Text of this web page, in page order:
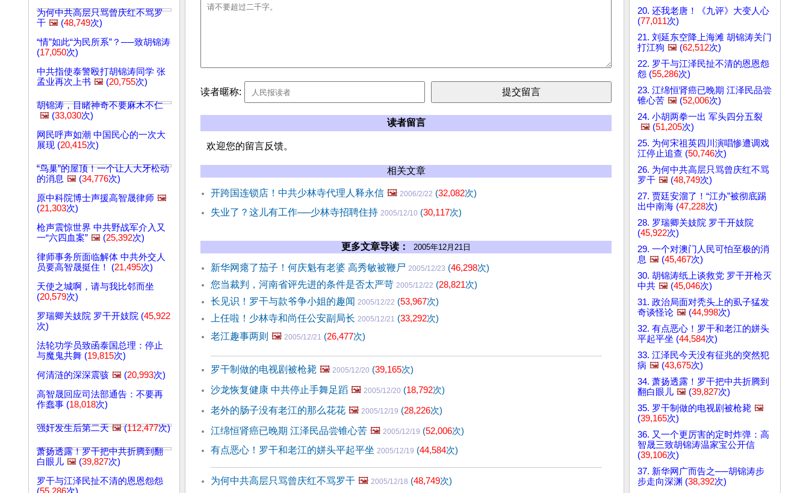
为何中共高层只骂曾庆红不骂罗
干 🖼️ (48,749次)
“情”如此“为民所系”？──致胡锦涛
(17,050次)
中共指使泰警殴打胡锦涛同学 张
孟业再次上书 🖼️ (20,755次)
胡锦涛，目睹神奇不要麻木不仁
🖼️ (33,030次)
网民呼声如潮 中国民心的一次大
展现 (20,415次)
“鸟巢”的屋顶！一个让人大牙松动
的消息 🖼️ (34,776次)
原中科院博士声援高智晟律师 🖼️
(21,303次)
枪声震惊世界 中共野战军介入又
一“六四血案” 🖼️ (25,392次)
律师事务所面临解体 中共外交人
员要高智晟挺住！ (21,495次)
天使之城啊，请与我比邻而坐
(20,579次)
罗瑞卿关妓院 罗干开妓院 (45,922
次)
法轮功学员致函泰国总理：停止
与魔鬼共舞 (19,815次)
何清涟的深深震骇 🖼️ (20,993次)
高智晟回应司法部通告：不要再
作蠢事 (18,018次)
强奸发生后第二天 🖼️(112,477次)
萧扬透露！罗干把中共折腾到翻
白眼儿 🖼️ (39,827次)
罗干与江泽民扯不清的恩恩怨怨
读者暱称:
读者留言
欢迎您的留言反馈。
相关文章
开跨国连锁店！中共少林寺代理人释永信 🖼️ 2006/2/22 (32,082次)
失业了？这儿有工作──少林寺招聘住持 2005/12/10 (30,117次)
更多文章导读： 2005年12月21日
新华网瘪了茄子！何庆魁有老婆 高秀敏被鞭尸 2005/12/23 (46,298次)
您当裁判，河南省评先进的条件是否太严苛 2005/12/22 (28,821次)
长见识！罗干与款爷争小姐的趣闻 2005/12/22 (53,967次)
上任啦！少林寺和尚任公安副局长 2005/12/21 (33,292次)
老江趣事两则 🖼️ 2005/12/21 (26,477次)
罗干制做的电视剧被枪毙 🖼️ 2005/12/20 (39,165次)
沙龙恢复健康 中共停止手舞足蹈 🖼️ 2005/12/20 (18,792次)
老外的肠子没有老江的那么花花 🖼️ 2005/12/19 (28,226次)
江绵恒肾癌已晚期 江泽民品尝锥心苦 🖼️ 2005/12/19 (52,006次)
有点恶心！罗干和老江的姘头平起平坐 2005/12/19 (44,584次)
为何中共高层只骂曾庆红不骂罗干 🖼️ 2005/12/18 (48,749次)
20. 还我老唐！《九评》大变人心
(77,011次)
21. 刘延东空降上海滩 胡锦涛关门
打江狗 🖼️ (62,512次)
22. 罗干与江泽民扯不清的恩恩怨
怨 (55,286次)
23. 江绵恒肾癌已晚期 江泽民品尝
锥心苦 🖼️ (52,006次)
24. 小胡两拳一出 军头四分五裂
🖼️ (51,205次)
25. 为何宋祖英四川演唱惨遭调戏
江停止追查 (50,746次)
26. 为何中共高层只骂曾庆红不骂
罗干 🖼️ (48,749次)
27. 贾廷安溜了！“江办”被彻底踢
出中南海 (47,228次)
28. 罗瑞卿关妓院 罗干开妓院
(45,922次)
29. 一个对澳门人民可怕至极的消
息 🖼️ (45,467次)
30. 胡锦涛纸上谈救党 罗干开枪灭
中共 🖼️ (45,046次)
31. 政治局面对秃头上的虱子猛发
奇谈怪论 🖼️ (44,998次)
32. 有点恶心！罗干和老江的姘头
平起平坐 (44,584次)
33. 江泽民今天没有征兆的突然犯
病 🖼️ (43,675次)
34. 萧扬透露！罗干把中共折腾到
翻白眼儿 🖼️ (39,827次)
35. 罗干制做的电视剧被枪毙 🖼️
(39,165次)
36. 又一个更厉害的定时炸弹：高
智晟三致胡锦涛温家宝公开信
(39,106次)
37. 新华网广而告之──胡锦涛步
步走向深渊 (38,392次)